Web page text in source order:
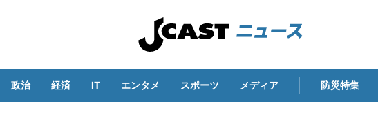
政治 経済 IT エンタメ スポーツ メディア 防災特集